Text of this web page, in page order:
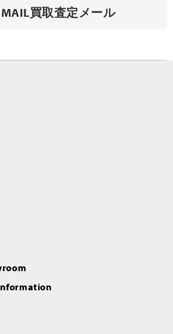
MAIL買取査定メール